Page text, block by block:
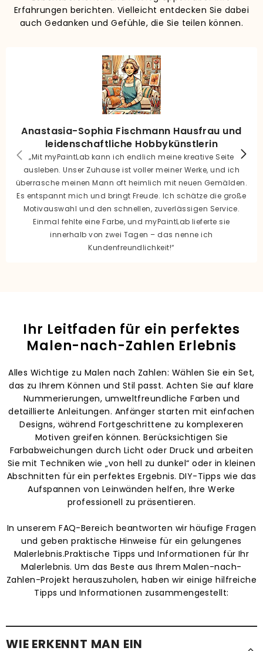
Erfahrungen berichten. Vielleicht entdecken Sie dabei
auch Gedanken und Gefühle, die Sie teilen können.
Anastasia-Sophia Fischmann Hausfrau und
leidenschaftliche Hobbykünstlerin
„Mit myPaintLab kann ich endlich meine kreative Seite
ausleben. Unser Zuhause ist voller meiner Werke, und ich
überrasche meinen Mann oft heimlich mit neuen Gemälden.
Es entspannt mich und bringt Freude. Ich schätze die große
Motivauswahl und den schnellen, zuverlässigen Service.
Einmal fehlte eine Farbe, und myPaintLab lieferte sie
innerhalb von zwei Tagen – das nenne ich
Kundenfreundlichkeit!“
Ihr Leitfaden für ein perfektes
Malen-nach-Zahlen Erlebnis
Alles Wichtige zu Malen nach Zahlen: Wählen Sie ein Set,
das zu Ihrem Können und Stil passt. Achten Sie auf klare
Nummerierungen, umweltfreundliche Farben und
detaillierte Anleitungen. Anfänger starten mit einfachen
Designs, während Fortgeschrittene zu komplexeren
Motiven greifen können. Berücksichtigen Sie
Farbabweichungen durch Licht oder Druck und arbeiten
Sie mit Techniken wie „von hell zu dunkel“ oder in kleinen
Abschnitten für ein perfektes Ergebnis. DIY-Tipps wie das
Aufspannen von Leinwänden helfen, Ihre Werke
professionell zu präsentieren.
In unserem FAQ-Bereich beantworten wir häufige Fragen
und geben praktische Hinweise für ein gelungenes
Malerlebnis.Praktische Tipps und Informationen für Ihr
Malerlebnis. Um das Beste aus Ihrem Malen-nach-
Zahlen-Projekt herauszuholen, haben wir einige hilfreiche
Tipps und Informationen zusammengestellt:
WIE ERKENNT MAN EIN